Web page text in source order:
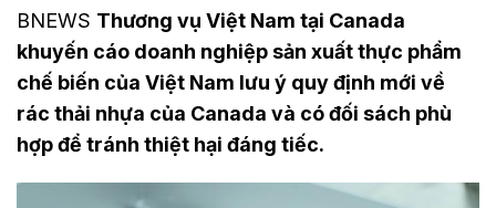
BNEWS Thương vụ Việt Nam tại Canada
khuyến cáo doanh nghiệp sản xuất thực phẩm
chế biến của Việt Nam lưu ý quy định mới về
rác thải nhựa của Canada và có đối sách phù
hợp để tránh thiệt hại đáng tiếc.